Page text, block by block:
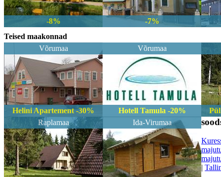
-8% -7%
Teised maakonnad
Võrumaa
Helini Apartement -30%
Võrumaa
Hotell Tamula -20%
Raplamaa
Ida-Virumaa
|